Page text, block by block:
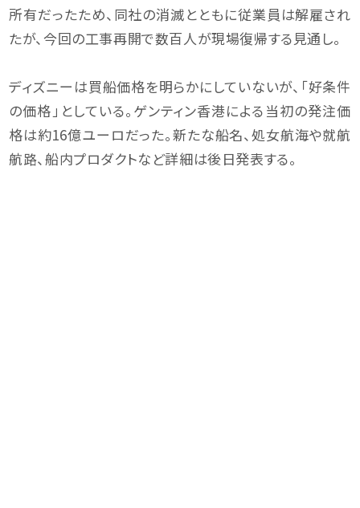
所有だったため、同社の消滅とともに従業員は解雇され
たが、今回の工事再開で数百人が現場復帰する見通し。
ディズニーは買船価格を明らかにしていないが、「好条件
の価格」としている。ゲンティン香港による当初の発注価
格は約16億ユーロだった。新たな船名、処女航海や就航
航路、船内プロダクトなど詳細は後日発表する。